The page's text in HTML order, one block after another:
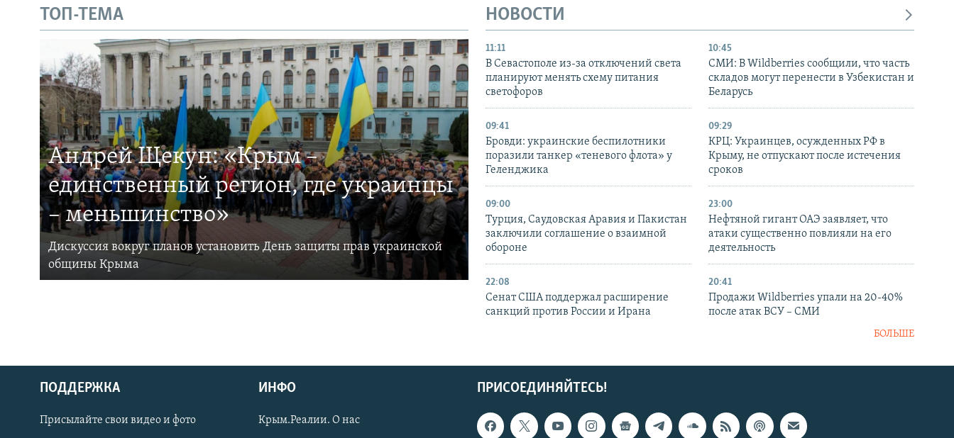
Українською
ТОП-ТЕМА
Андрей Щекун: «Крым –
единственный регион, где украинцы
– меньшинство»
Дискуссия вокруг планов установить День защиты прав украинской
общины Крыма
НОВОСТИ
11:11
В Севастополе из-за отключений света
планируют менять схему питания
светофоров
10:45
СМИ: В Wildberries сообщили, что часть
складов могут перенести в Узбекистан и
Беларусь
09:41
Бровди: украинские беспилотники
поразили танкер «теневого флота» у
Геленджика
09:29
КРЦ: Украинцев, осужденных РФ в
Крыму, не отпускают после истечения
сроков
09:00
Турция, Саудовская Аравия и Пакистан
заключили соглашение о взаимной
обороне
23:00
Нефтяной гигант ОАЭ заявляет, что
атаки существенно повлияли на его
деятельность
22:08
Сенат США поддержал расширение
санкций против России и Ирана
20:41
Продажи Wildberries упали на 20-40%
после атак ВСУ – СМИ
БОЛЬШЕ
ПРИСОЕДИНЯЙТЕСЬ!
ПОДДЕРЖКА
Присылайте свои видео и фото
ИНФО
Крым.Реалии. О нас